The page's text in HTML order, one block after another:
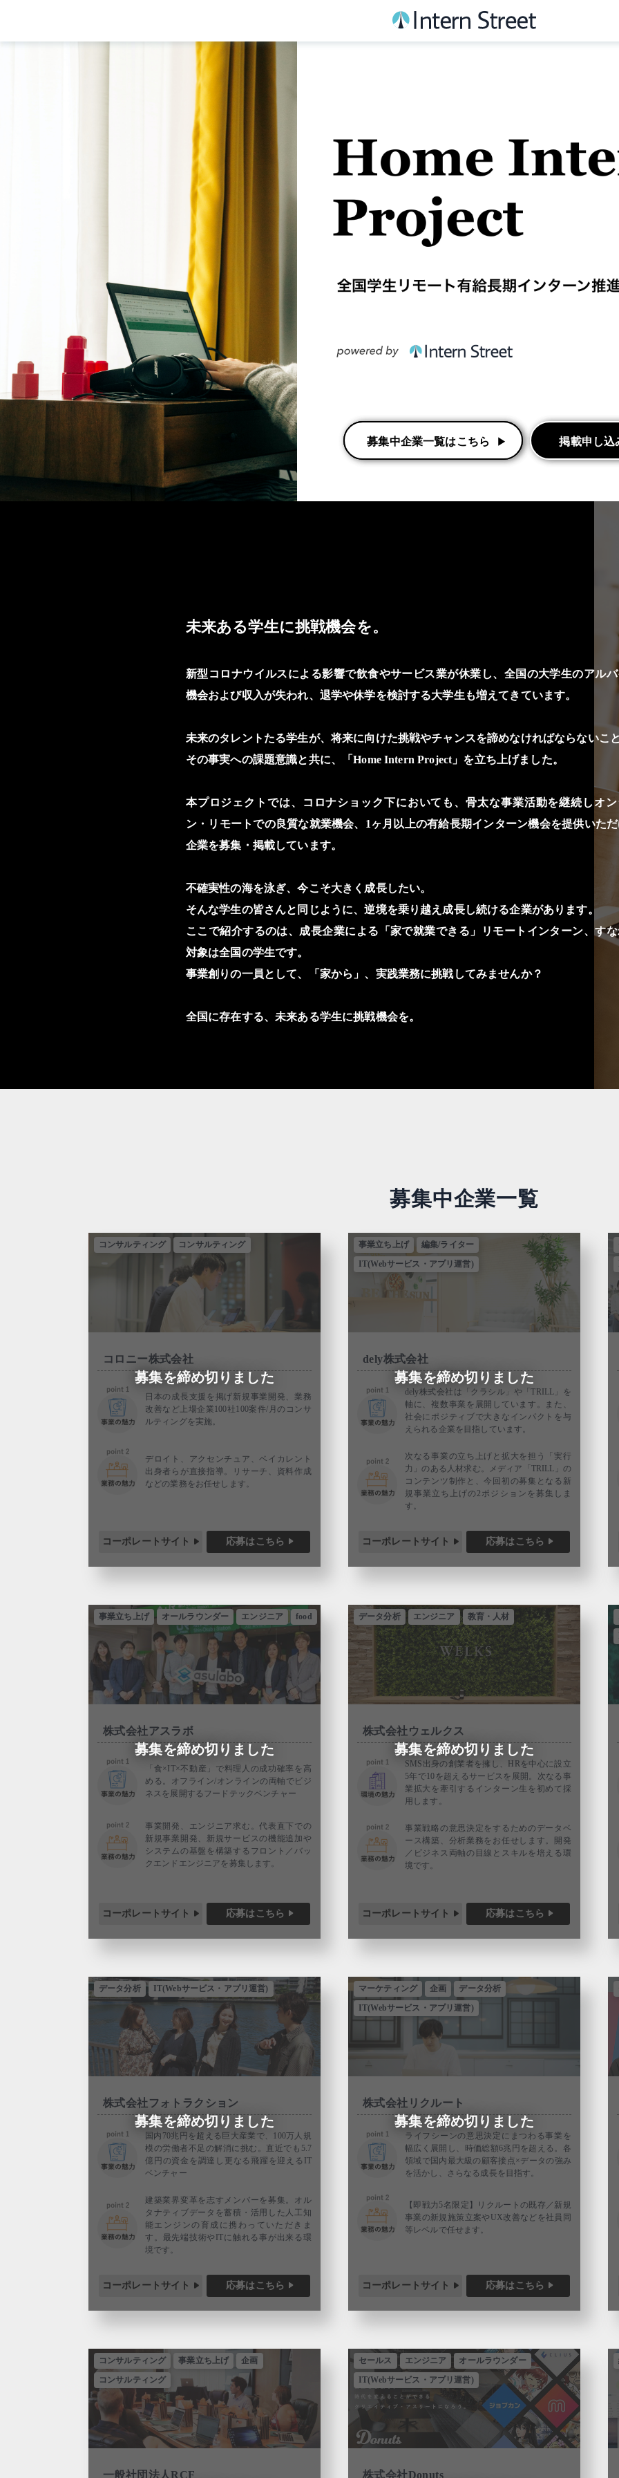
募集中企業一覧はこちら ▶︎ 掲載申し込
募集中企業一覧はこちら ▶︎ 掲載申し込
未来ある学生に挑戦機会を。
新型コロナウイルスによる影響で飲食やサービス業が休業し、全国の大学生のアル
機会および収入が失われ、退学や休学を検討する大学生も増えてきています。
未来のタレントたる学生が、将来に向けた挑戦やチャンスを諦めなければならないこ
その事実への課題意識と共に、「Home Intern Project」を立ち上げました。
本プロジェクトでは、コロナショック下においても、骨太な事業活動を継続しオ
ン・リモートでの良質な就業機会、1ヶ月以上の有給長期インターン機会を提供いた
企業を募集・掲載しています。
不確実性の海を泳ぎ、今こそ大きく成長したい。
そんな学生の皆さんと同じように、逆境を乗り越え成長し続ける企業があります。
ここで紹介するのは、成長企業による「家で就業できる」リモートインターン、す
対象は全国の学生です。
事業創りの一員として、「家から」、実践業務に挑戦してみませんか？
全国に存在する、未来ある学生に挑戦機会を。
募集中企業一覧
コンサルティング コンサルティング
コロニー株式会社
日本の成長支援を掲げ新規事業開発、業務
改善など上場企業100社100案件/月のコンサ
ルティングを実施。
デロイト、アクセンチュア、ベイカレント
出身者らが直接指導。リサーチ、資料作成
などの業務をお任せします。
コーポレートサイト 応募はこちら
募集を締め切りました
事業立ち上げ
編集/ライター
IT(Webサービス・アプリ運営)
dely株式会社
dely株式会社は「クラシル」や「TRILL」を
軸に、複数事業を展開しています。また、
社会にポジティブで大きなインパクトを与
えられる企業を目指しています。
次なる事業の立ち上げと拡大を担う「実行
力」のある人材求む。メディア「TRILL」の
コンテンツ制作と、今回初の募集となる新
規事業立ち上げの2ポジションを募集しま
す。
コーポレートサイト 応募はこちら
募集を締め切りました
事業立ち上げ オールラウンダー エンジニア food
株式会社アスラボ
「食×IT×不動産」で料理人の成功確率を高
める。オフライン/オンラインの両軸でビジ
ネスを展開するフードテックベンチャー
事業開発、エンジニア求む。代表直下での
新規事業開発、新規サービスの機能追加や
システムの基盤を構築するフロント／バッ
クエンドエンジニアを募集します。
コーポレートサイト 応募はこちら
募集を締め切りました
データ分析 エンジニア 教育・人材
株式会社ウェルクス
SMS出身の創業者を擁し、HRを中心に設立
5年で10を超えるサービスを展開。次なる事
業拡大を牽引するインターン生を初めて採
用します。
事業戦略の意思決定をするためのデータベ
ース構築、分析業務をお任せします。開発
／ビジネス両軸の目線とスキルを培える環
境です。
コーポレートサイト 応募はこちら
募集を締め切りました
データ分析 IT(Webサービス・アプリ運営)
株式会社フォトラクション
国内70兆円を超える巨大産業で、100万人規
模の労働者不足の解消に挑む。直近でも5.7
億円の資金を調達し更なる飛躍を迎えるIT
ベンチャー
建築業界変革を志すメンバーを募集。オル
タナティブデータを蓄積・活用した人工知
能エンジンの育成に携わっていただきま
す。最先端技術やITに触れる事が出来る環
境です。
コーポレートサイト 応募はこちら
募集を締め切りました
マーケティング 企画
データ分析
IT(Webサービス・アプリ運営)
株式会社リクルート
ライフシーンの意思決定にまつわる事業を
幅広く展開し、時価総額6兆円を超える。各
領域で国内最大級の顧客接点×データの強み
を活かし、さらなる成長を目指す。
【即戦力5名限定】リクルートの既存／新規
事業の新規施策立案やUX改善などを社員同
等レベルで任せます。
コーポレートサイト 応募はこちら
募集を締め切りました
コンサルティング 事業立ち上げ
企画
コンサルティング
一般社団法人RCF
セールス エンジニア
オールラウンダー
IT(Webサービス・アプリ運営)
株式会社Donuts